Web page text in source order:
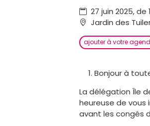
27 juin 2025, de
Jardin des
ajouter à votre
Bonjour à
La délégation Île
heureuse de vous
avant les congés